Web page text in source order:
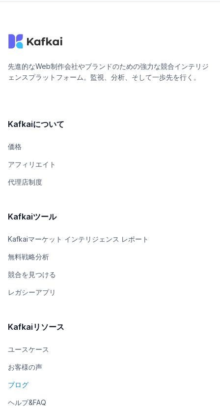
先進的なWeb制作会社やブランドのための強力な競合インテリジ
ェンスプラットフォーム。監視、分析、そして一歩先を行く。
Kafkaiについて
価格
アフィリエイト
代理店制度
Kafkaiツール
Kafkaiマーケット インテリジェンス レポート
無料戦略分析
競合を見つける
レガシーアプリ
Kafkaiリソース
ユースケース
お客様の声
ブログ
ヘルプ&FAQ